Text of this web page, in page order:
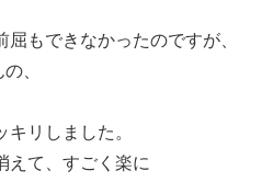
もできなかったのですが、
、
リしました。
えて、すごく楽に